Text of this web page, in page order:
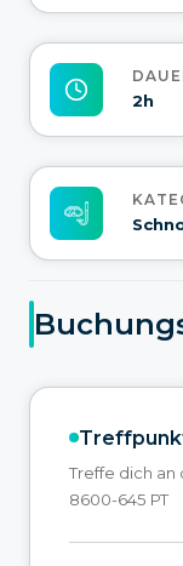
2h
Treffe dich an
8600-645 PT